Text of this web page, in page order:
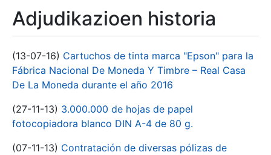
Adjudikazioen historia
(13-07-16) Cartuchos de tinta marca "Epson" para la
Fábrica Nacional De Moneda Y Timbre – Real Casa
De La Moneda durante el año 2016
(27-11-13) 3.000.000 de hojas de papel
fotocopiadora blanco DIN A-4 de 80 g.
(07-11-13) Contratación de diversas pólizas de